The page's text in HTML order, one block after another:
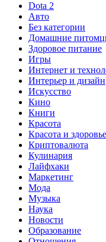
Dota 2
Авто
Без категории
Домашние
Здоровое питание
Игры
Интернет и
Интерьер и дизайн
Искусство
Кино
Книги
Красота
Красота и здоровье
Криптовалюта
Кулинария
Лайфхаки
Маркетинг
Мода
Музыка
Наука
Новости
Образование